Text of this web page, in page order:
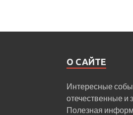
О САЙТЕ
Интересные
отечественные и
Полезная